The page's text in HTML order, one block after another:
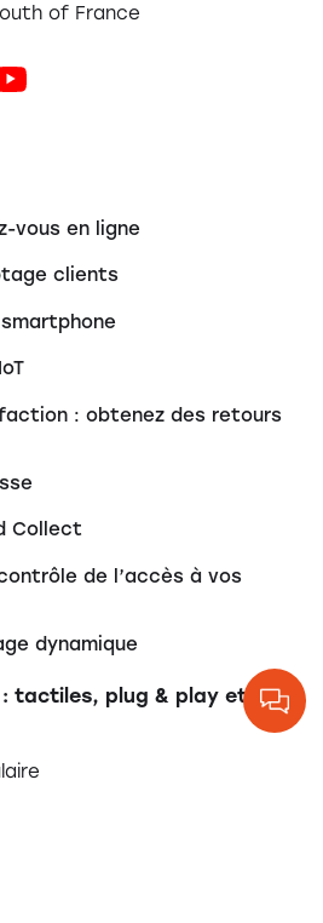
of France
vous en ligne
clients
: obtenez des retours
Collect
de l’accès à vos
dynamique
tactiles, plug & play et